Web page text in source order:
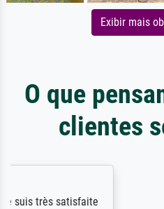
Exibir mais
O que
clientes
ik beoordeel